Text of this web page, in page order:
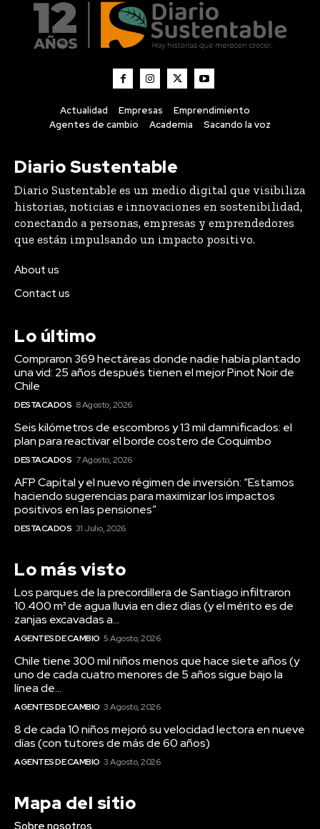
Actualidad Empresas
Emprendimiento
Agentes de cambio
Academia Sacando la voz
Diario Sustentable
Diario Sustentable es un medio digital que visibiliza
historias, noticias e innovaciones en sostenibilidad,
conectando a personas, empresas y emprendedores
que están impulsando un impacto positivo.
About us
Contact us
Lo último
Compraron 369 hectáreas donde nadie había plantado
una vid: 25 años después tienen el mejor Pinot Noir de
Chile
DESTACADOS 8 Agosto, 2026
Seis kilómetros de escombros y 13 mil damnificados: el
plan para reactivar el borde costero de Coquimbo
DESTACADOS 7 Agosto, 2026
AFP Capital y el nuevo régimen de inversión: “Estamos
haciendo sugerencias para maximizar los impactos
positivos en las pensiones”
DESTACADOS 31 Julio, 2026
Lo más visto
Los parques de la precordillera de Santiago infiltraron
10.400 m³ de agua lluvia en diez días (y el mérito es de
zanjas excavadas a...
AGENTES DE CAMBIO 5 Agosto, 2026
Chile tiene 300 mil niños menos que hace siete años (y
uno de cada cuatro menores de 5 años sigue bajo la
línea de...
AGENTES DE CAMBIO 3 Agosto, 2026
8 de cada 10 niños mejoró su velocidad lectora en nueve
días (con tutores de más de 60 años)
AGENTES DE CAMBIO 3 Agosto, 2026
Mapa del sitio